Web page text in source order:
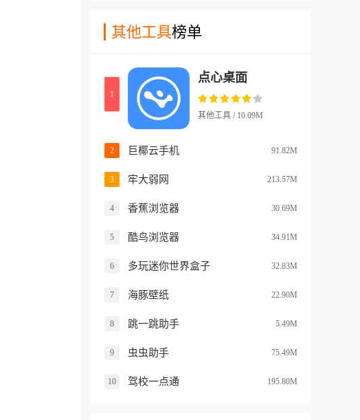
些角色不满意的话，还可以直
强，能够很好的模仿出角色的
特点来!
软件在pc端就很受欢迎，在手
非常高清，而且有着live2d的
动态效果，在保证了用户们手
机硬件能够接受的范围内，最
大化的增加了壁纸的清晰度和
动态范围!而且壁纸的题材和
其他工具榜单
1
点心桌面
其他工具 / 10.09M
2 巨椰云手机 91.82M
3 牢大弱网 213.57M
4 香蕉浏览器 30.69M
5 酷鸟浏览器 34.91M
6 多玩迷你世界盒子 32.83M
7 海豚壁纸 22.90M
8 跳一跳助手 5.49M
9 虫虫助手 75.49M
10 驾校一点通 195.80M